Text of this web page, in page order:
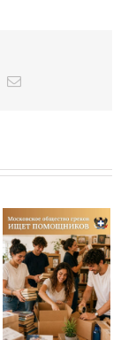
Email